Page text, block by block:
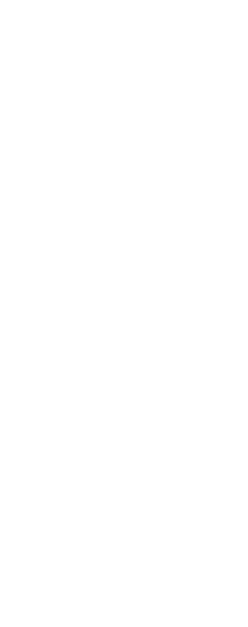
gesetzt wird und
beabsichtigt in der
erhoben. Sie
bereits dargestellt.
und
gemäß Art. 6 Abs.
Direktwerbung richtet.
wird.
genügt eine E-Mail an